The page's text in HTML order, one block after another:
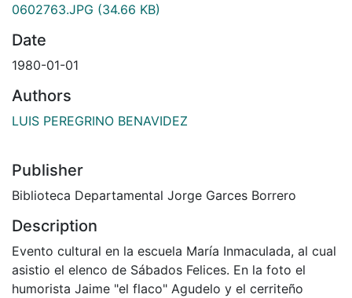
0602763.JPG (34.66 KB)
Date
1980-01-01
Authors
LUIS PEREGRINO BENAVIDEZ
Publisher
Biblioteca Departamental Jorge Garces Borrero
Description
Evento cultural en la escuela María Inmaculada, al cual
asistio el elenco de Sábados Felices. En la foto el
humorista Jaime "el flaco" Agudelo y el cerriteño